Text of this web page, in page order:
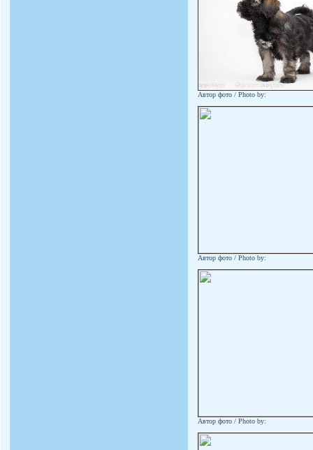
Автор фото / Photo by:
Автор фото / Photo by:
Автор фото / Photo by: